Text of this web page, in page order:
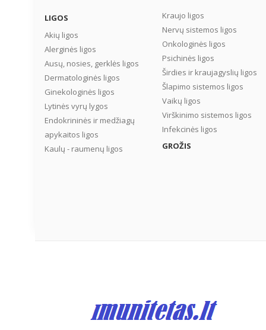
LIGOS
Akių ligos
Alerginės ligos
Ausų, nosies, gerklės ligos
Dermatologinės ligos
Ginekologinės ligos
Lytinės vyrų lygos
Endokrininės ir medžiagų
apykaitos ligos
Kaulų - raumenų ligos
Kraujo ligos
Nervų sistemos ligos
Onkologinės ligos
Psichinės ligos
Širdies ir kraujagyslių ligos
Šlapimo sistemos ligos
Vaikų ligos
Virškinimo sistemos ligos
Infekcinės ligos
GROŽIS